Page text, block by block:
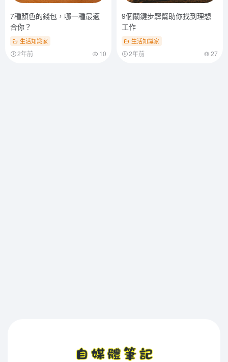
7種顏色的錢包，哪一種最適
合你？
生活知識家
2年前 10
9個關鍵步驟幫助你找到理想
工作
生活知識家
2年前 27